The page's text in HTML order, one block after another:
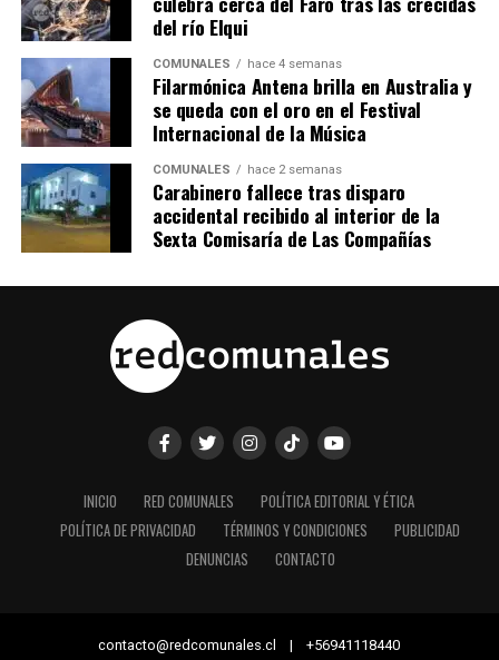
del río Elqui
COMUNALES hace 4 semanas
Filarmónica Antena brilla en Australia y
se queda con el oro en el Festival
Internacional de la Música
COMUNALES hace 2 semanas
Carabinero fallece tras disparo
accidental recibido al interior de la
Sexta Comisaría de Las Compañías
INICIO RED COMUNALES
POLÍTICA EDITORIAL Y ÉTICA
POLÍTICA DE PRIVACIDAD
TÉRMINOS Y CONDICIONES
PUBLICIDAD
DENUNCIAS
CONTACTO
contacto@redcomunales.cl | +56941118440